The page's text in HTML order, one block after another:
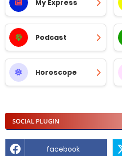
My Express
Podcast
Horoscope
SOCIAL PLUGIN
facebook